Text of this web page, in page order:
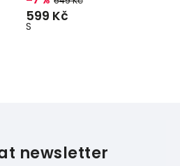
599 Kč
S
newsletter